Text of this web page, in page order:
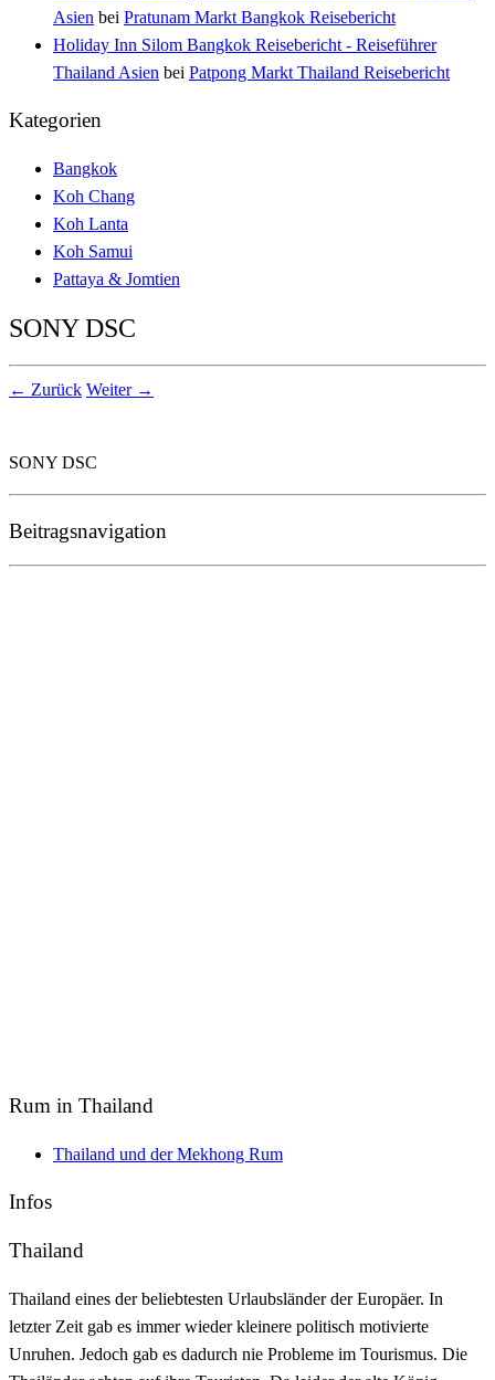
Asien bei Pratunam Markt Bangkok Reisebericht
Holiday Inn Silom Bangkok Reisebericht - Reiseführer
Thailand Asien bei Patpong Markt Thailand Reisebericht
Kategorien
Bangkok
Koh Chang
Koh Lanta
Koh Samui
Pattaya & Jomtien
SONY DSC
← Zurück Weiter →
SONY DSC
Beitragsnavigation
Rum in Thailand
Thailand und der Mekhong Rum
Infos
Thailand
Thailand eines der beliebtesten Urlaubsländer der Europäer. In
letzter Zeit gab es immer wieder kleinere politisch motivierte
Unruhen. Jedoch gab es dadurch nie Probleme im Tourismus. Die